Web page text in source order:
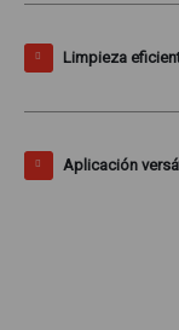
Limpieza
Aplicación